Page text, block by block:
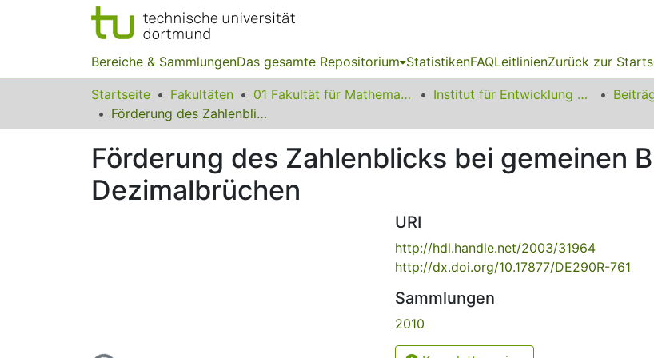
Bereiche & SammlungenDas gesamte Repositorium StatistikenFAQLeitlinienZurück zur
Startseite Fakultäten 01 Fakultät für Mathematik Institut für Entwicklung und Erforschung des Mathematikunterrichts
Förderung des Zahlenblicks bei gemeinen Brüchen und Dezimalbrüchen
Förderung des Zahlenblicks bei gemeinen
Dezimalbrüchen
URI
http://hdl.handle.net/2003/31964
http://dx.doi.org/10.17877/DE290R-761
Sammlungen
2010